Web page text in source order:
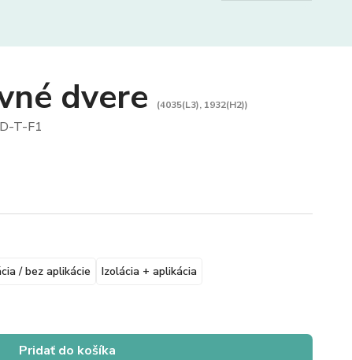
dvere (4035(L3), 1932(H2))
T-F1
/ bez aplikácie Izolácia + aplikácia
Pridať do košíka